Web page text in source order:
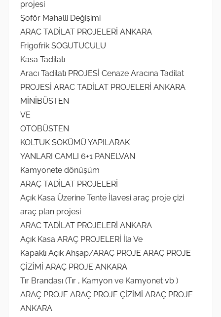
projesi
Şoför Mahalli Değişimi
ARAC TADİLAT PROJELERİ ANKARA
Frigofrik SOGUTUCULU
Kasa Tadilatı
Aracı Tadilatı PROJESİ Cenaze Aracına Tadilat
PROJESİ ARAC TADİLAT PROJELERİ ANKARA
MİNİBÜSTEN
VE
OTOBÜSTEN
KOLTUK SOKÜMÜ YAPILARAK
YANLARI CAMLI 6+1 PANELVAN
Kamyonete dönüşüm
ARAÇ TADİLAT PROJELERİ
Açık Kasa Üzerine Tente İlavesi araç proje çizi
araç plan projesi
ARAC TADİLAT PROJELERİ ANKARA
Açık Kasa ARAÇ PROJELERİ İla Ve
Kapaklı Açık Ahşap/ARAÇ PROJE ARAÇ PROJE
ÇİZİMİ ARAÇ PROJE ANKARA
Tır Brandası (Tır , Kamyon ve Kamyonet vb )
ARAÇ PROJE ARAÇ PROJE ÇİZİMİ ARAÇ PROJE
ANKARA